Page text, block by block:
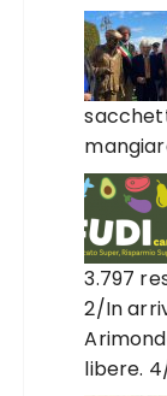
3.797
2/In
libere.